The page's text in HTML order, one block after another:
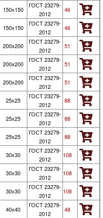
150х150
ГОСТ 23279-
2012
46
150х150
ГОСТ 23279-
2012
46
200х200
ГОСТ 23279-
2012
51
200х200
ГОСТ 23279-
2012
51
200х200
ГОСТ 23279-
2012
51
25х25
ГОСТ 23279-
2012
88
25х25
ГОСТ 23279-
2012
88
25х25
ГОСТ 23279-
2012
88
30х30
ГОСТ 23279-
2012
108
30х30
ГОСТ 23279-
2012
108
30х30
ГОСТ 23279-
2012
108
40х40
ГОСТ 23279-
2012
48